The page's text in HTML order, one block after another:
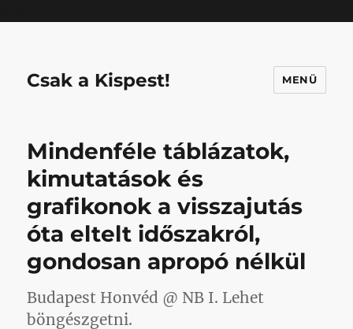
Csak a Kispest! MENÜ
Mindenféle táblázatok,
kimutatások és
grafikonok a visszajutás
óta eltelt időszakról,
gondosan apropó nélkül
Budapest Honvéd @ NB I. Lehet
böngészgetni.